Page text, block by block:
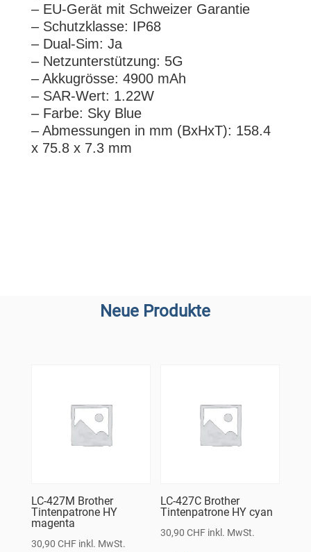
– EU-Gerät mit Schweizer Garantie
– Schutzklasse: IP68
– Dual-Sim: Ja
– Netzunterstützung: 5G
– Akkugrösse: 4900 mAh
– SAR-Wert: 1.22W
– Farbe: Sky Blue
– Abmessungen in mm (BxHxT): 158.4
x 75.8 x 7.3 mm
Neue Produkte
LC-427M Brother
Tintenpatrone HY
magenta
30,90 CHF inkl. MwSt.
LC-427C Brother
Tintenpatrone HY cyan
30,90CHF inkl. MwSt.